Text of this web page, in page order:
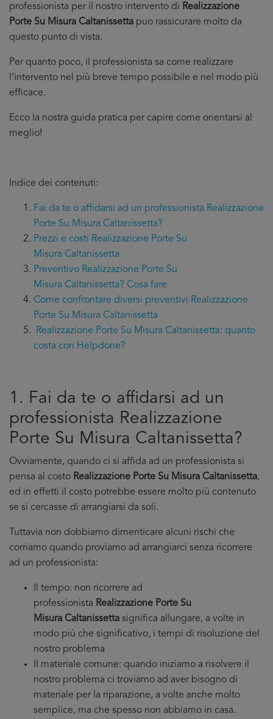
professionista per il nostro intervento di Realizzazione
Porte Su Misura Caltanissetta puo rassicurare molto da
questo punto di vista.
Per quanto poco, il professionista sa come realizzare
l’intervento nel più breve tempo possibile e nel modo più
efficace.
Ecco la nostra guida pratica per capire come orientarsi al
meglio!
Indice dei contenuti:
Fai da te o affidarsi ad un professionista Realizzazione
Porte Su Misura Caltanissetta?
Prezzi e costi Realizzazione Porte Su
Misura Caltanissetta
Preventivo Realizzazione Porte Su
Misura Caltanissetta? Cosa fare
Come confrontare diversi preventivi Realizzazione
Porte Su Misura Caltanissetta
Realizzazione Porte Su Misura Caltanissetta: quanto
costa con Helpdone?
1. Fai da te o affidarsi ad un
professionista Realizzazione
Porte Su Misura Caltanissetta?
Ovviamente, quando ci si affida ad un professionista si
pensa al costo Realizzazione Porte Su Misura Caltanissetta,
ed in effetti il costo potrebbe essere molto più contenuto
se si cercasse di arrangiarsi da soli.
Tuttavia non dobbiamo dimenticare alcuni rischi che
corriamo quando proviamo ad arrangiarci senza ricorrere
ad un professionista:
Il tempo: non ricorrere ad
professionista Realizzazione Porte Su
Misura Caltanissetta significa allungare, a volte in
modo più che significativo, i tempi di risoluzione del
nostro problema
Il materiale comune: quando iniziamo a risolvere il
nostro problema ci troviamo ad aver bisogno di
materiale per la riparazione, a volte anche molto
semplice, ma che spesso non abbiamo in casa.